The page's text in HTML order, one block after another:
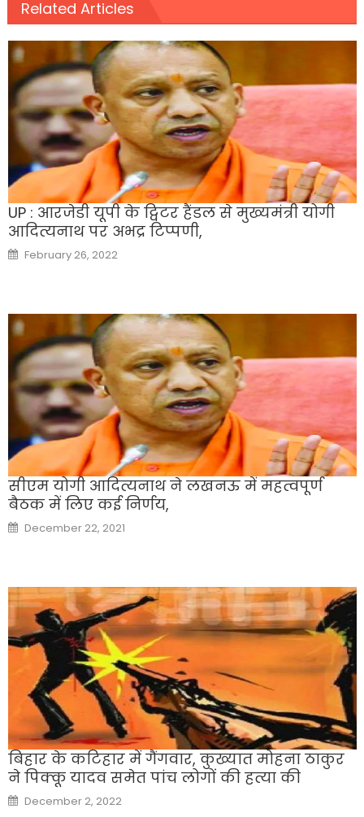
Related Articles
UP : आरजेडी यूपी के ट्विटर हैंडल से मुख्यमंत्री योगी
आदित्यनाथ पर अभद्र टिप्पणी,
Posted
on
February 26, 2022
सीएम योगी आदित्यनाथ ने लखनऊ में महत्वपूर्ण
बैठक में लिए कई निर्णय,
Posted
on
December 22, 2021
बिहार के कटिहार में गैंगवार, कुख्यात मोहना ठाकुर
ने पिक्कू यादव समेत पांच लोगों की हत्या की
Posted
on
December 2, 2022